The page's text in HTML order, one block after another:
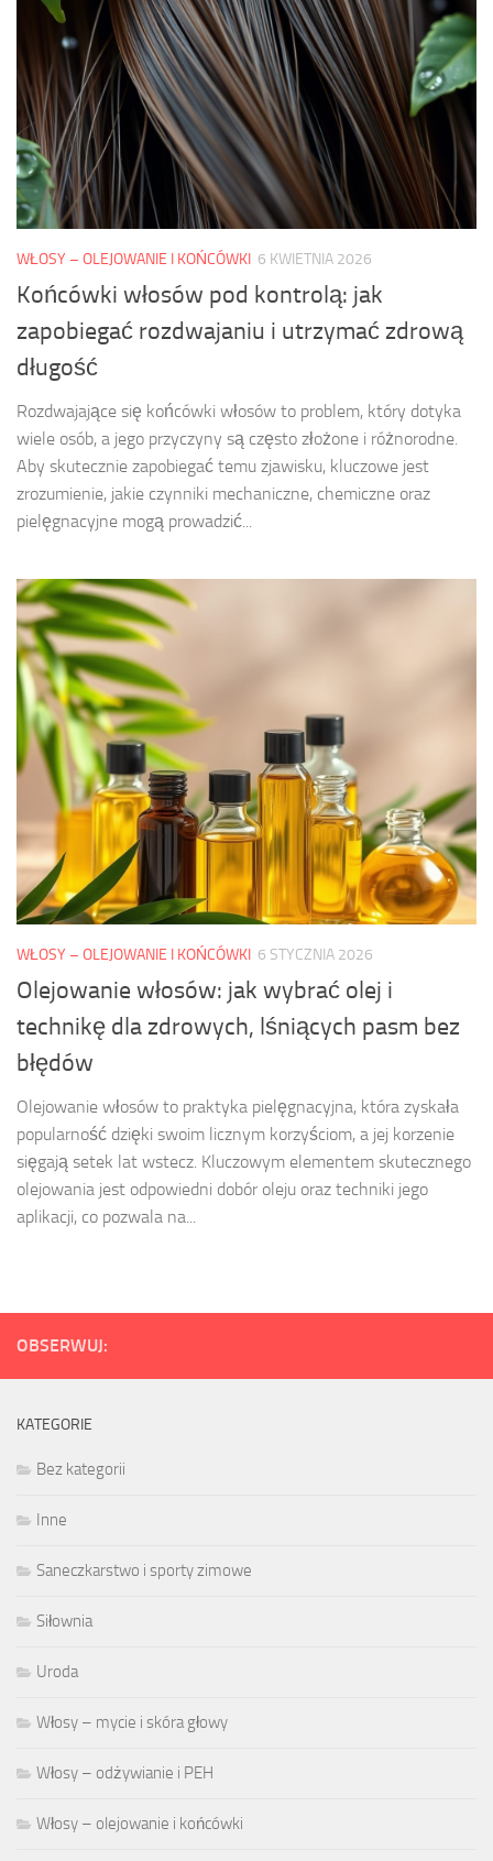
WŁOSY – OLEJOWANIE I KOŃCÓWKI 6 KWIETNIA 2026
Końcówki włosów pod kontrolą: jak
zapobiegać rozdwajaniu i utrzymać zdrową
długość
Rozdwajające się końcówki włosów to problem, który dotyka
wiele osób, a jego przyczyny są często złożone i różnorodne.
Aby skutecznie zapobiegać temu zjawisku, kluczowe jest
zrozumienie, jakie czynniki mechaniczne, chemiczne oraz
pielęgnacyjne mogą prowadzić...
WŁOSY – OLEJOWANIE I KOŃCÓWKI 6 STYCZNIA 2026
Olejowanie włosów: jak wybrać olej i
technikę dla zdrowych, lśniących pasm bez
błędów
Olejowanie włosów to praktyka pielęgnacyjna, która zyskała
popularność dzięki swoim licznym korzyściom, a jej korzenie
sięgają setek lat wstecz. Kluczowym elementem skutecznego
olejowania jest odpowiedni dobór oleju oraz techniki jego
aplikacji, co pozwala na...
OBSERWUJ:
KATEGORIE
Bez kategorii
Inne
Saneczkarstwo i sporty zimowe
Siłownia
Uroda
Włosy – mycie i skóra głowy
Włosy – odżywianie i PEH
Włosy – olejowanie i końcówki